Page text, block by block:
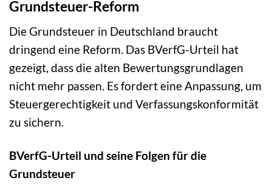
Grundsteuer-Reform
Die Grundsteuer in Deutschland braucht
dringend eine Reform. Das BVerfG-Urteil hat
gezeigt, dass die alten Bewertungsgrundlagen
nicht mehr passen. Es fordert eine Anpassung, um
Steuergerechtigkeit und Verfassungskonformität
zu sichern.
BVerfG-Urteil und seine Folgen für die
Grundsteuer